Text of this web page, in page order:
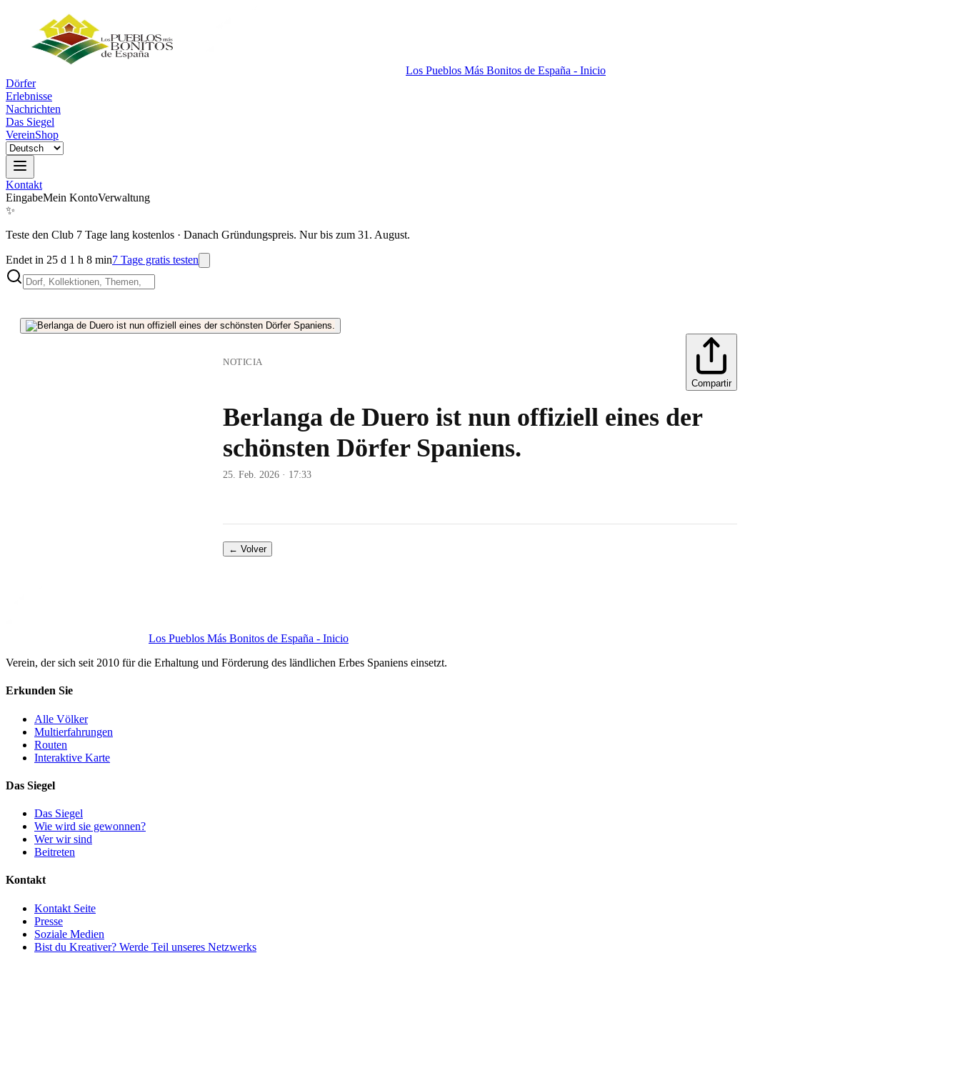
Los Pueblos Más Bonitos de España - Inicio
Dörfer
Erlebnisse
Nachrichten
Das Siegel
VereinShop
Kontakt
EingabeMein KontoVerwaltung
✨
Teste den Club 7 Tage lang kostenlos · Danach Gründungspreis. Nur bis zum 31. August.
Endet in 25 d 1 h 8 min7 Tage gratis testen
NOTICIA
Compartir
Berlanga de Duero ist nun offiziell eines der
schönsten Dörfer Spaniens.
25. Feb. 2026 · 17:33
← Volver
Los Pueblos Más Bonitos de España - Inicio
Verein, der sich seit 2010 für die Erhaltung und Förderung des ländlichen Erbes Spaniens einsetzt.
Erkunden Sie
Alle Völker
Multierfahrungen
Routen
Interaktive Karte
Das Siegel
Das Siegel
Wie wird sie gewonnen?
Wer wir sind
Beitreten
Kontakt
Kontakt Seite
Presse
Soziale Medien
Bist du Kreativer? Werde Teil unseres Netzwerks